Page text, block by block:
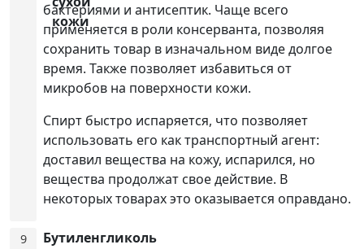
бактериями и антисептик. Чаще всего
применяется в роли консерванта, позволяя
сохранить товар в изначальном виде долгое
время. Также позволяет избавиться от
микробов на поверхности кожи.
Спирт быстро испаряется, что позволяет
использовать его как транспортный агент:
доставил вещества на кожу, испарился, но
вещества продолжат свое действие. В
некоторых товарах это оказывается оправдано.
9 Бутиленгликоль